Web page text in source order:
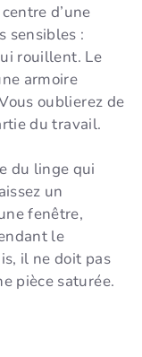
d’une
sensibles :
rouillent. Le
armoire
oublierez de
du travail.
du linge qui
un
fenêtre,
le
il ne doit pas
pièce saturée.